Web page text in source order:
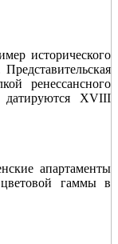
исторического
ренессансного
датируются XVIII
апартаменты
цветовой гаммы в